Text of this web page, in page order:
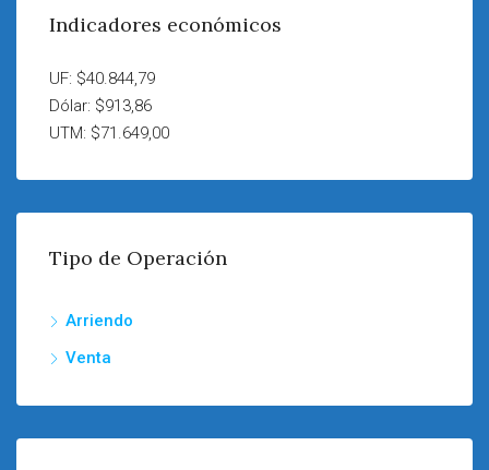
Indicadores económicos
UF: $40.844,79
Dólar: $913,86
UTM: $71.649,00
Tipo de Operación
Arriendo
Venta